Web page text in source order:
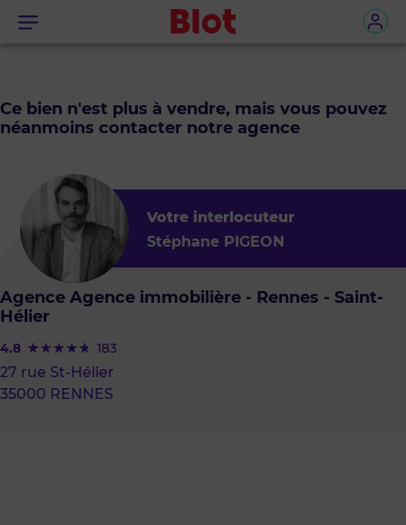
Menu
Ce bien n'est plus à vendre, mais vous pouvez
néanmoins contacter notre agence
Votre interlocuteur
Stéphane PIGEON
Agence Agence immobilière - Rennes - Saint-
Hélier
4.8 183
27 rue St-Hélier
35000 RENNES